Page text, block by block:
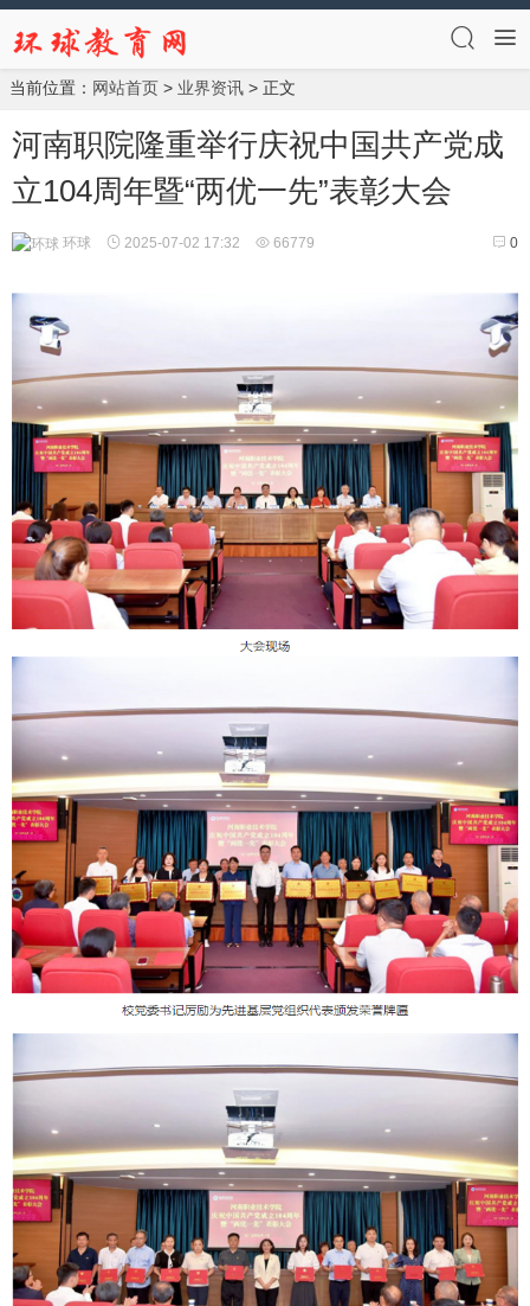
当前位置： 网站首页 > 业界资讯 > 正文
河南职院隆重举行庆祝中国共产党成
立104周年暨“两优一先”表彰大会
0
环球 2025-07-02 17:32 66779